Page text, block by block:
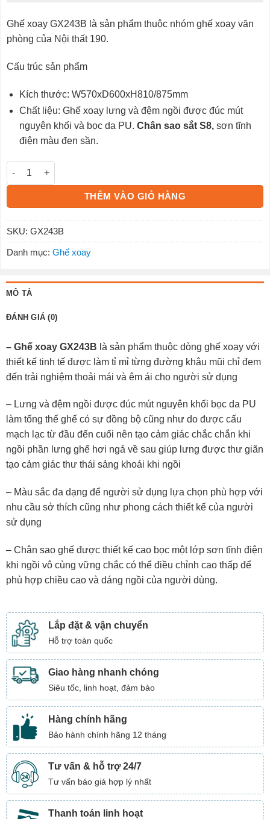
Ghế xoay GX243B là sản phẩm thuộc nhóm ghế xoay văn
phòng của Nội thất 190.
Cấu trúc sản phẩm
Kích thước: W570xD600xH810/875mm
Chất liệu: Ghế xoay lưng và đệm ngồi được đúc mút
nguyên khối và bọc da PU. Chân sao sắt S8,sơn tĩnh
điện màu đen sần.
Ghế xoay GX243B số lượng
THÊM VÀO GIỎ HÀNG
SKU: GX243B
Danh mục: Ghế xoay
MÔ TẢ
ĐÁNH GIÁ (0)
– Ghế xoay GX243B là sản phẩm thuộc dòng ghế xoay với
thiết kế tinh tế được làm tỉ mỉ từng đường khâu mũi chỉ đem
đến trải nghiệm thoải mái và êm ái cho người sử dụng
– Lưng và đệm ngồi được đúc mút nguyên khối bọc da PU
làm tổng thế ghế có sự đồng bộ cũng như do được cấu
mạch lạc từ đầu đến cuối nên tạo cảm giác chắc chắn khi
ngồi phần lưng ghế hơi ngả về sau giúp lưng được thư giãn
tạo cảm giác thư thái sảng khoái khi ngồi
– Màu sắc đa dạng để người sử dụng lựa chọn phù hợp với
nhu cầu sở thích cũng như phong cách thiết kế của người
sử dụng
– Chân sao ghế được thiết kế cao bọc một lớp sơn tĩnh điện
khi ngồi vô cùng vững chắc có thể điều chỉnh cao thấp để
phù hợp chiều cao và dáng ngồi của người dùng.
Lắp đặt & vận chuyển
Hỗ trợ toàn quốc
Giao hàng nhanh chóng
Siêu tốc, linh hoạt, đảm bảo
Hàng chính hãng
Bảo hành chính hãng 12 tháng
Tư vấn & hỗ trợ 24/7
Tư vấn báo giá hợp lý nhất
Thanh toán linh hoạt